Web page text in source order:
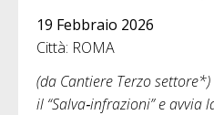
19 Febbraio 2026
Città: ROMA
(da Cantiere Terzo settore*)
il “Salva‑infrazioni” e